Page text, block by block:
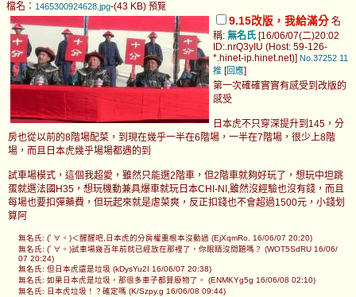
檔名： 1465300924628.jpg-(43 KB) 預覽
9.15改版，我給滿分 名
稱: 無名氏 [16/06/07(二)20:02
ID:.nrQ3yIU (Host: 59-126-
*.hinet-ip.hinet.net)] No.37252 11
推 [ 回應]
第一次確確實實有感受到改版的
感受
日本虎不只穿深提升到145，分
房也從以前的8階場配菜，到現在幾乎一半在6階場，一半在7階場，很少上8階
場，而且日本虎幾乎場場都遇的到
試車場模式，這個我超愛，雖然只能選2階車，但2階車就夠好玩了，想玩中坦跳
蛋就選法國H35，想玩機動兼具爆車就玩日本CHI-NI,雖然沒經驗也沒有錢，而且
每場也要扣彈藥費，但玩起來就是虐菜爽，反正扣錢也不會超過1500元，小錢划
算阿
無名氏: (ﾟ∀。)＜醒醒吧,日本虎的分房權重根本沒動過 (EjXqmRo. 16/06/07 20:20)
無名氏: (ﾟ∀。)試車場幾百年前就已經放在那裡了，你眼睛沒問題嗎？ (WOT5SdRU 16/06/
07 20:24)
無名氏: 但日本虎還是垃圾 (kDysYu2I 16/06/07 20:38)
無名氏: 如果日本虎是垃圾，那很多車子都算廢物了。 (ENMKYg5g 16/06/08 02:10)
無名氏: 日本虎垃圾！？確定嗎 (K/Szpy.g 16/06/08 09:44)